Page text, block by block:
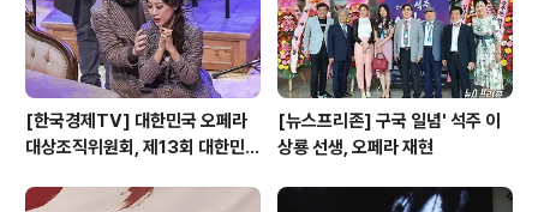
[한국경제TV] 대한민국 오페라
대상조직위원회, 제13회 대한민국
[뉴스프리존] 구국 일념' 석주 이
상룡 선생, 오페라 재현